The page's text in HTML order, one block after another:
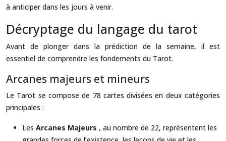
à anticiper dans les jours à venir.
Décryptage du langage du tarot
Avant de plonger dans la prédiction de la semaine, il est
essentiel de comprendre les fondements du Tarot.
Arcanes majeurs et mineurs
Le Tarot se compose de 78 cartes divisées en deux catégories
principales :
Les Arcanes Majeurs , au nombre de 22, représentent les